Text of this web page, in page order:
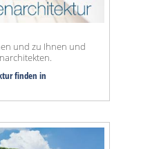
und zu Ihnen und
finden in